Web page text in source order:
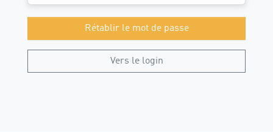
Rétablir le mot de passe
Vers le login